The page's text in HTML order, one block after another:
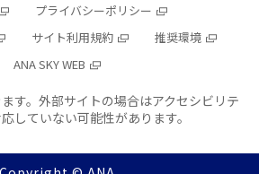
プライバシーポリシー
サイト利用規約
推奨環境
ANA SKY WEB
す。外部サイトの場合はアクセシビリテ
していない可能性があります。